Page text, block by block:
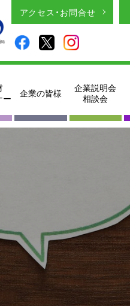
アクセス・お問合せ
ー
企業の皆様
企業説明会
相談会